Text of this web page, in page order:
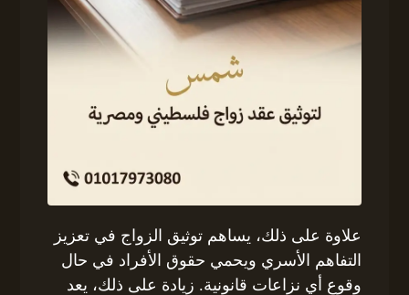
علاوة على ذلك، يساهم توثيق الزواج في تعزيز
التفاهم الأسري ويحمي حقوق الأفراد في حال
وقوع أي نزاعات قانونية. زيادة على ذلك، يعد